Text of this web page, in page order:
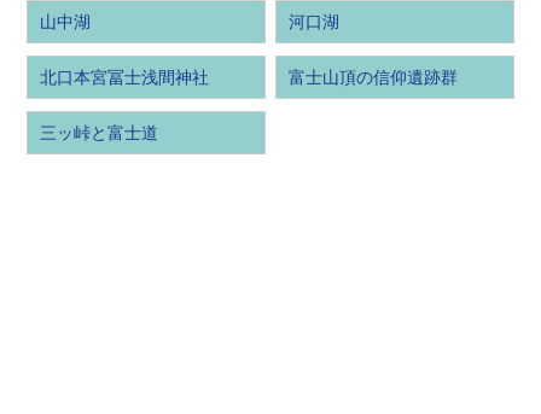
山中湖 河口湖
北口本宮冨士浅間神社 富士山頂の信仰遺跡群
三ッ峠と富士道